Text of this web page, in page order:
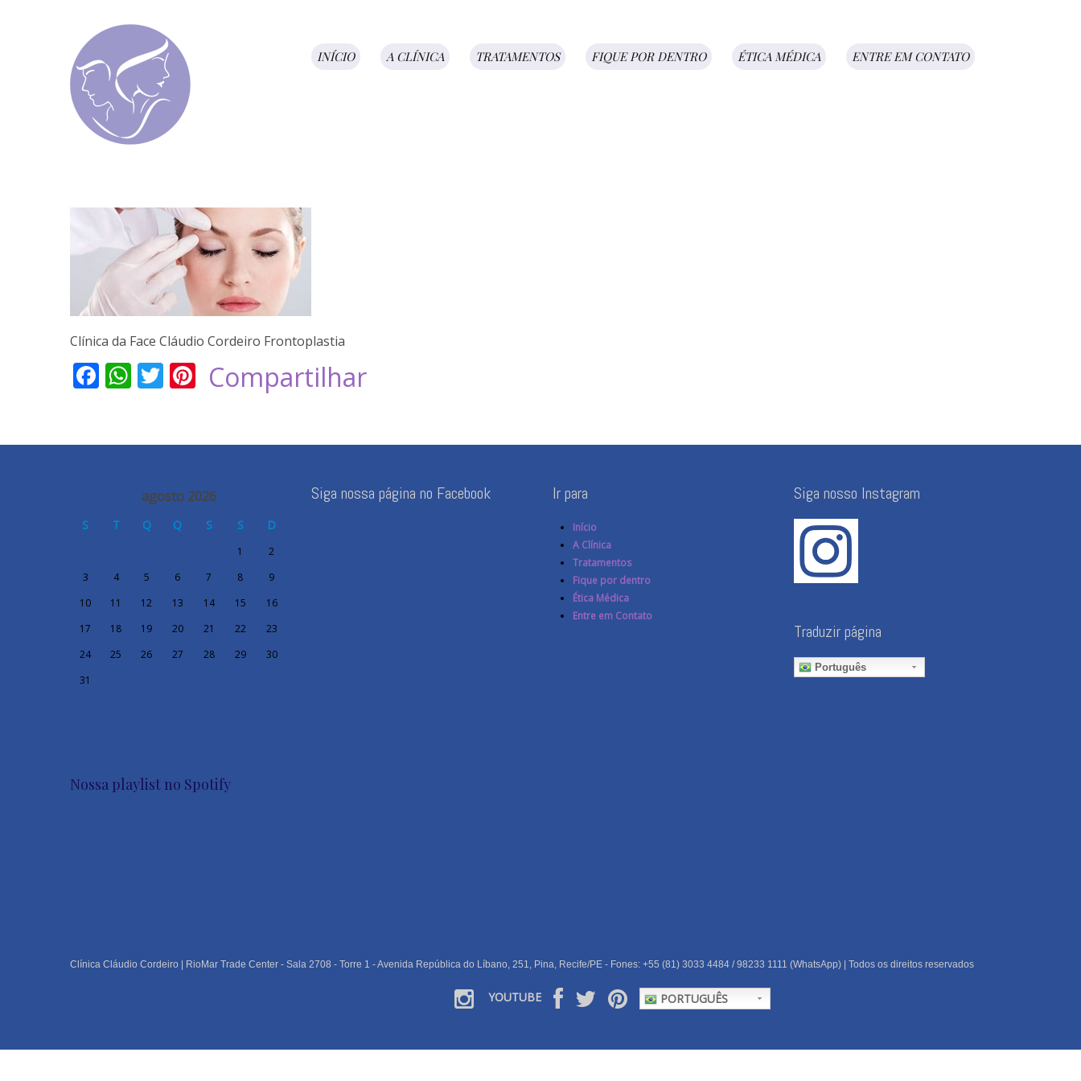
INÍCIO A CLÍNICA TRATAMENTOS FIQUE POR DENTRO ÉTICA MÉDICA ENTRE EM CONTATO
Clínica da Face Cláudio Cordeiro Frontoplastia
Facebook
WhatsApp
TwitterPinterest
Compartilhar
agosto 2026
S T Q Q S S D
1
2
3
4 5 6 7 8
9
10
11 12 13 14 15
16
17
18 19 20 21 22
23
24
25 26 27 28 29
30
31
Siga nossa página no Facebook Ir para
Início
A Clínica
Tratamentos
Fique por dentro
Ética Médica
Entre em Contato
Siga nosso Instagram
Traduzir página
Português
Nossa playlist no Spotify
Clínica Cláudio Cordeiro | RioMar Trade Center - Sala 2708 - Torre 1 - Avenida República do Líbano, 251, Pina, Recife/PE - Fones: +55 (81) 3033 4484 / 98233 1111 (WhatsApp) | Todos os direitos reservados
YOUTUBE PORTUGUÊS